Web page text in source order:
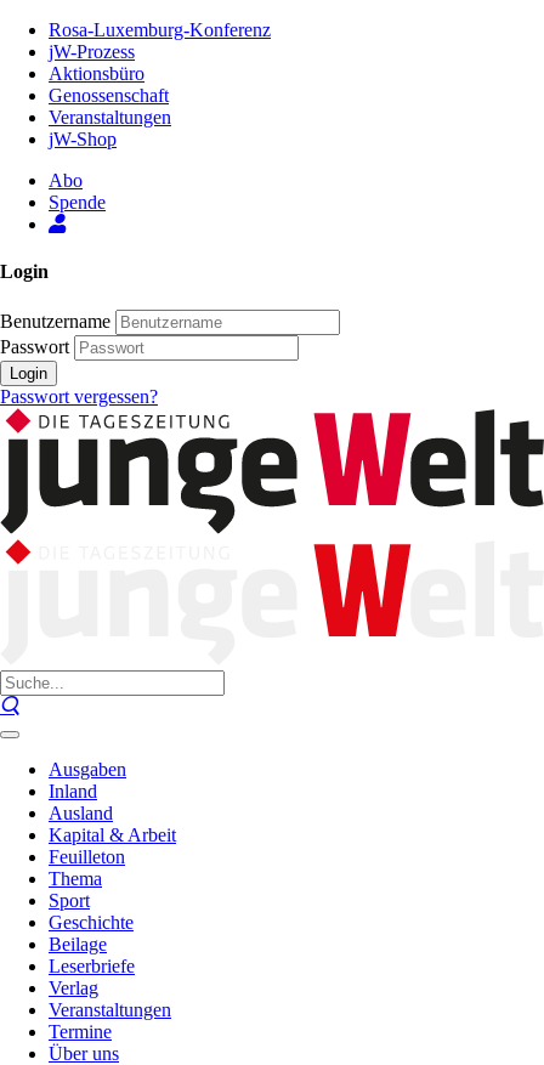
Inhalt
Seite
Rosa-Luxemburg-Konferenz
jW-Prozess
Aktionsbüro
Genossenschaft
Veranstaltungen
jW-Shop
Abo
Spende
Login
Benutzername
Passwort
Login
Passwort vergessen?
Ausgaben
Inland
Ausland
Kapital & Arbeit
Feuilleton
Thema
Sport
Geschichte
Beilage
Leserbriefe
Verlag
Veranstaltungen
Termine
Über uns